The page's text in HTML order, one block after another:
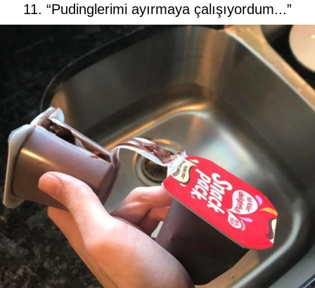
11. “Pudinglerimi ayırmaya çalışıyordum...”